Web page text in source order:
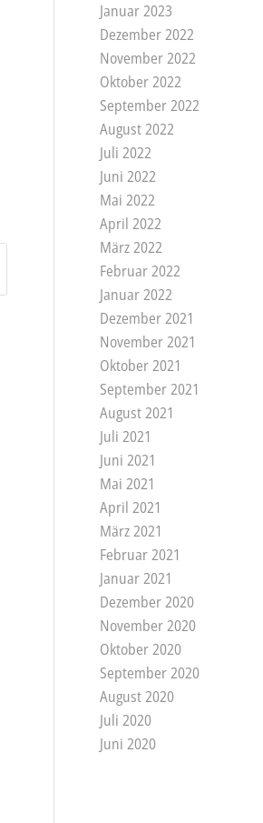
Januar 2023
Dezember 2022
November 2022
Oktober 2022
September 2022
August 2022
Juli 2022
Juni 2022
Mai 2022
April 2022
März 2022
Februar 2022
Januar 2022
Dezember 2021
November 2021
Oktober 2021
September 2021
August 2021
Juli 2021
Juni 2021
Mai 2021
April 2021
März 2021
Februar 2021
Januar 2021
Dezember 2020
November 2020
Oktober 2020
September 2020
August 2020
Juli 2020
Juni 2020